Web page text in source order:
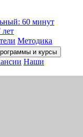
60 минут
лет
Методика
и курсы
Наши